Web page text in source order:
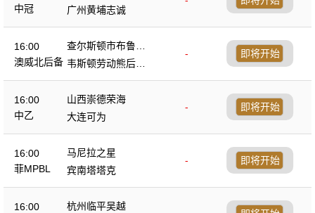
中冠
广州黄埔志诚
16:00
澳威北后备
查尔斯顿市布鲁斯
后备队
-
韦斯顿劳动熊后备
队
即将开始
16:00
中乙
山西崇德荣海
-
大连可为
即将开始
16:00
菲MPBL
马尼拉之星
-
宾南塔塔克
即将开始
16:00
杭州临平吴越